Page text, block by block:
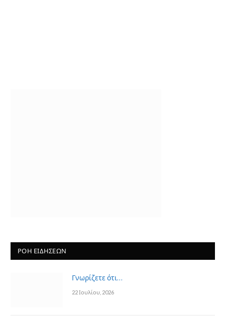
ΡΟΗ ΕΙΔΗΣΕΩΝ
Γνωρίζετε ότι…
22 Ιουλίου, 2026